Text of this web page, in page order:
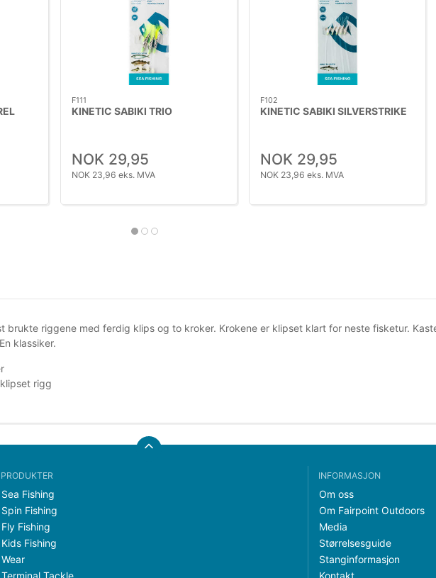
F111
KINETIC SABIKI TRIO
NOK 29,95
NOK 23,96 eks. MVA
F102
KINETIC SABIKI SILVERSTRIKE
NOK 29,95
NOK 23,96 eks. MVA
brukte riggene med ferdig klips og to kroker. Krokene er klipset klart for neste fisketur.
klassiker.
rigg
PRODUKTER
Sea Fishing
Spin Fishing
Fly Fishing
Kids Fishing
Wear
Terminal Tackle
INFORMASJON
Om oss
Om Fairpoint Outdoors
Media
Størrelsesguide
Stanginformasjon
Kontakt